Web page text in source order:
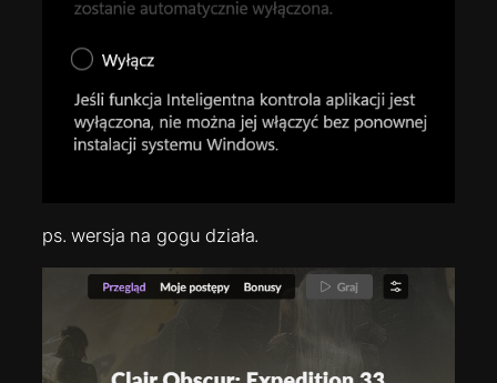
ps. wersja na gogu działa.